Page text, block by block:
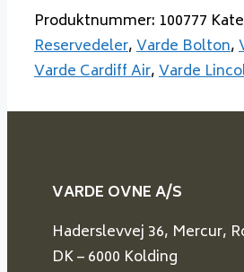
Produktnummer: 100777
Reservedeler,Varde Bolton,
Varde Cardiff Air,Varde
VARDE OVNE A/S
Haderslevvej 36, Mercur,
DK – 6000 Kolding